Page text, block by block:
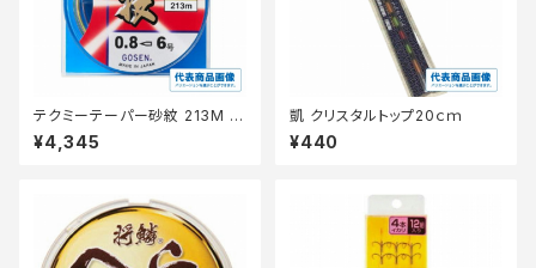
テクミーテーパー砂紋 213M 0.
8-6 【継続セール_仕掛】
¥4,345
凱 クリスタルトップ20ｃｍ
¥440